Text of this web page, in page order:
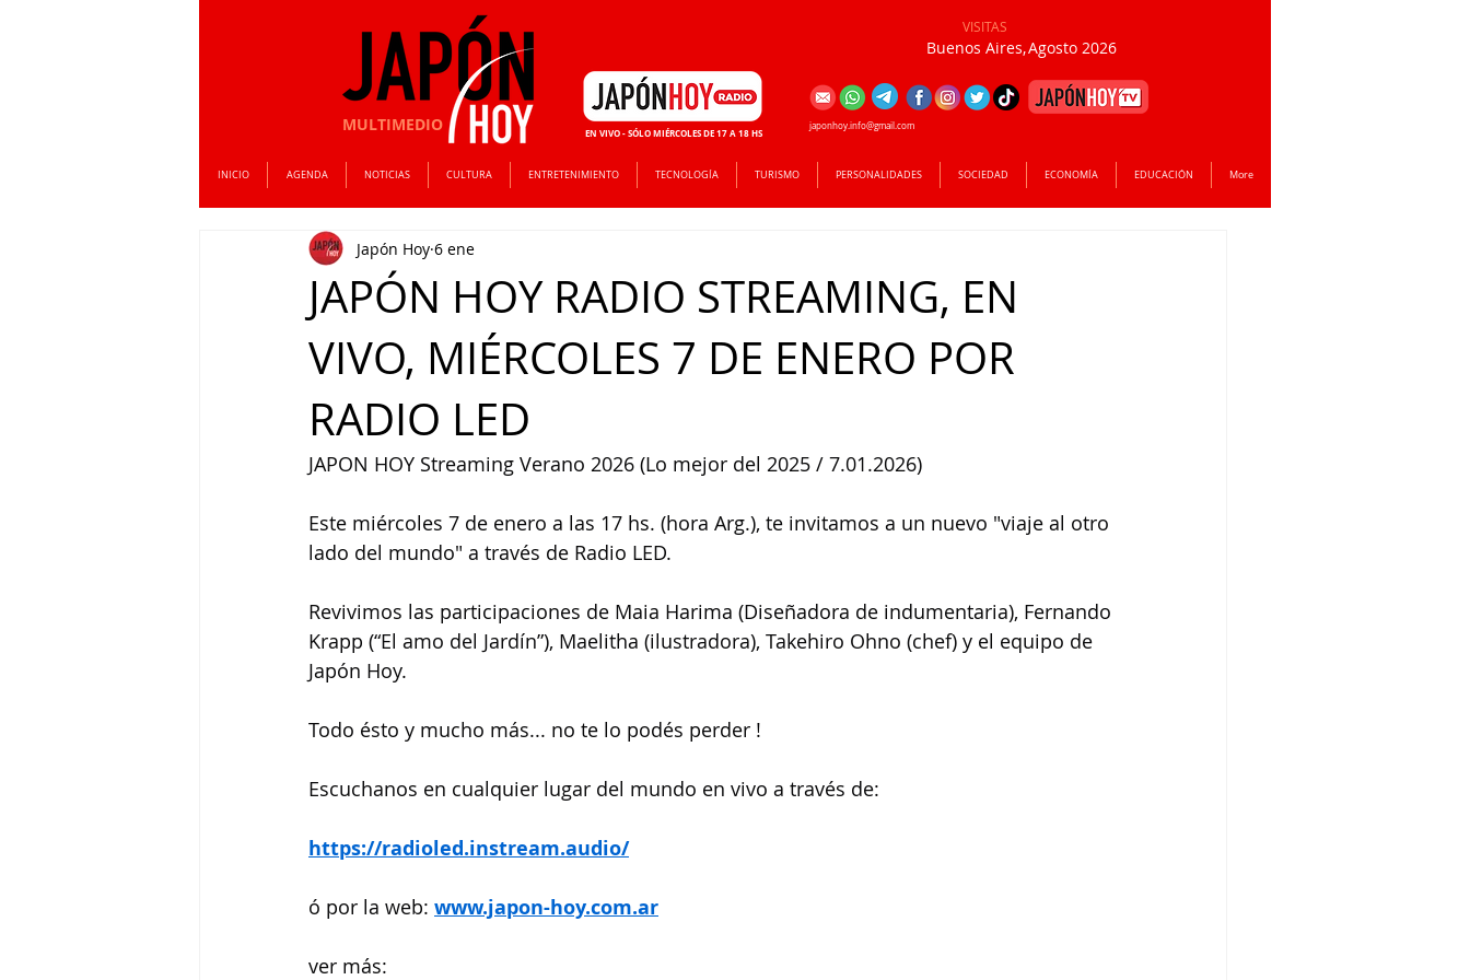
MULTIMEDIO
VISITAS
Buenos Aires,Agosto 2026
INICIO AGENDA NOTICIAS CULTURA ENTRETENIMIENTO TECNOLOGÍA TURISMO PERSONALIDADES SOCIEDAD ECONOMÍA EDUCACIÓN More
EN VIVO - SÓLO MIÉRCOLES DE 17 A 18 HS
japonhoy.info@gmail.com
JAPÓN HOY RADIO STREAMING, EN
VIVO, MIÉRCOLES 7 DE ENERO POR
RADIO LED
Japón Hoy 6 ene
JAPON HOY Streaming Verano 2026 (Lo mejor del 2025 / 7.01.2026)
Este miércoles 7 de enero a las 17 hs. (hora Arg.), te invitamos a un nuevo "viaje al otro
lado del mundo" a través de Radio LED.
Revivimos las participaciones de Maia Harima (Diseñadora de indumentaria), Fernando
Krapp (“El amo del Jardín”), Maelitha (ilustradora), Takehiro Ohno (chef) y el equipo de
Japón Hoy.
Todo ésto y mucho más... no te lo podés perder !
Escuchanos en cualquier lugar del mundo en vivo a través de:
https://radioled.instream.audio/
ó por la web: www.japon-hoy.com.ar
ver más: